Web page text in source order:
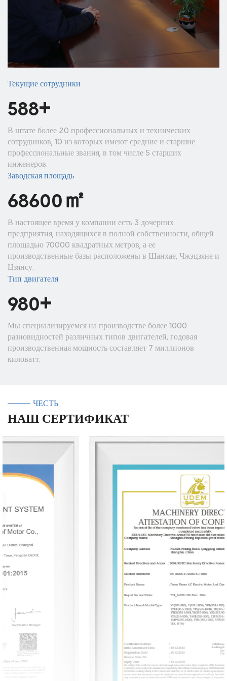
Текущие сотрудники
600+
В штате более 20 профессиональных и технических
сотрудников, 10 из которых имеют средние и старшие
профессиональные звания, в том числе 5 старших
инженеров.
Заводская площадь
70000 ㎡
В настоящее время у компании есть 3 дочерних
предприятия, находящихся в полной собственности, общей
площадью 70000 квадратных метров, а ее
производственные базы расположены в Шанхае, Чжэцзяне и
Цзянсу.
Тип двигателя
1000+
Мы специализируемся на производстве более 1000
разновидностей различных типов двигателей, годовая
производственная мощность составляет 7 миллионов
киловатт.
ЧЕСТЬ
НАШ СЕРТИФИКАТ